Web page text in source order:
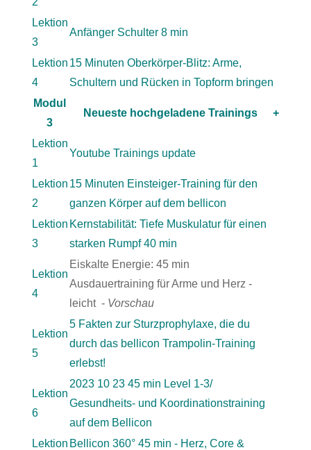
Lektion
3
Anfänger Schulter 8 min
Lektion
4
15 Minuten Oberkörper-Blitz: Arme,
Schultern und Rücken in Topform bringen
Modul
3
Neueste hochgeladene Trainings +
Lektion
1
Youtube Trainings update
Lektion
2
15 Minuten Einsteiger-Training für den
ganzen Körper auf dem bellicon
Lektion
3
Kernstabilität: Tiefe Muskulatur für einen
starken Rumpf 40 min
Lektion
4
Eiskalte Energie: 45 min
Ausdauertraining für Arme und Herz -
leicht - Vorschau
Lektion
5
5 Fakten zur Sturzprophylaxe, die du
durch das bellicon Trampolin-Training
erlebst!
Lektion
6
2023 10 23 45 min Level 1-3/
Gesundheits- und Koordinationstraining
auf dem Bellicon
Lektion Bellicon 360° 45 min - Herz, Core &